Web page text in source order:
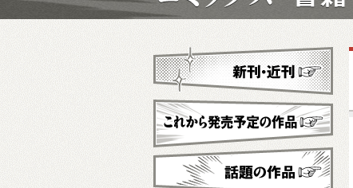
新刊・近刊
これから発売予定